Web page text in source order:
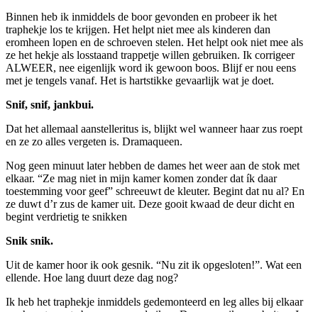
Binnen heb ik inmiddels de boor gevonden en probeer ik het
traphekje los te krijgen. Het helpt niet mee als kinderen dan
eromheen lopen en de schroeven stelen. Het helpt ook niet mee als
ze het hekje als losstaand trappetje willen gebruiken. Ik corrigeer
ALWEER, nee eigenlijk word ik gewoon boos. Blijf er nou eens
met je tengels vanaf. Het is hartstikke gevaarlijk wat je doet.
Snif, snif, jankbui.
Dat het allemaal aanstelleritus is, blijkt wel wanneer haar zus roept
en ze zo alles vergeten is. Dramaqueen.
Nog geen minuut later hebben de dames het weer aan de stok met
elkaar. “Ze mag niet in mijn kamer komen zonder dat ík daar
toestemming voor geef” schreeuwt de kleuter. Begint dat nu al? En
ze duwt d’r zus de kamer uit. Deze gooit kwaad de deur dicht en
begint verdrietig te snikken
Snik snik.
Uit de kamer hoor ik ook gesnik. “Nu zit ik opgesloten!”. Wat een
ellende. Hoe lang duurt deze dag nog?
Ik heb het traphekje inmiddels gedemonteerd en leg alles bij elkaar